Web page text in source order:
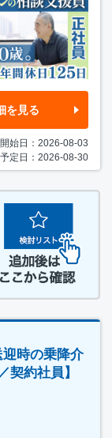
を見る
始日：2026-08-03
定日：2026-08-30
迎時の乗降介
契約社員】